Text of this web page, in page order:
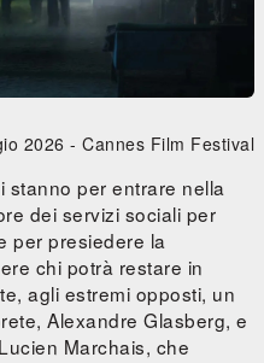
2026 - Cannes Film Festival
stanno per entrare nella
dei servizi sociali per
per presiedere la
chi potrà restare in
agli estremi opposti, un
Alexandre Glasberg, e
Marchais, che